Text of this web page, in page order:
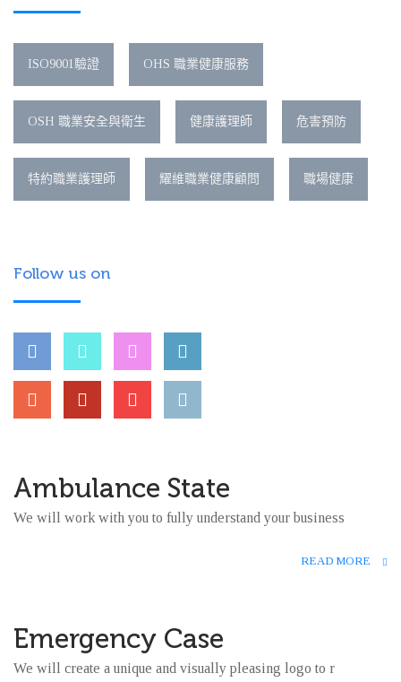
ISO9001驗證 OHS 職業健康服務
OSH 職業安全與衛生 健康護理師 危害預防
特約職業護理師 耀維職業健康顧問 職場健康
Follow us on
28
Ambulance State
We will work with you to fully understand your business
READ MORE
28
Emergency Case
We will create a unique and visually pleasing logo to r